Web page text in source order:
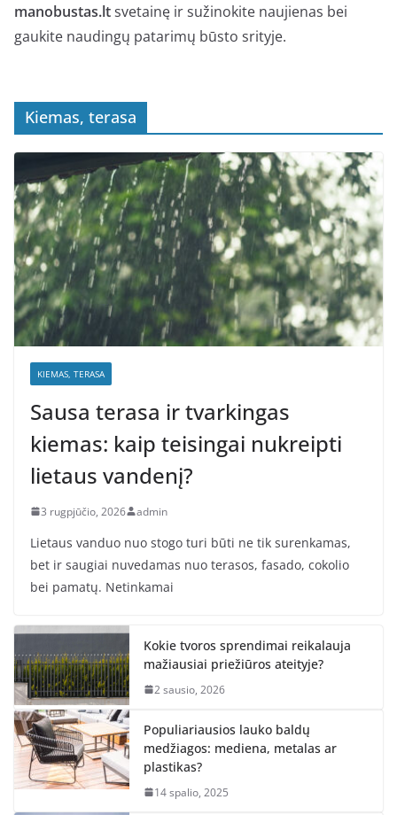
manobustas.ltsvetainę ir sužinokite naujienas bei
gaukite naudingų patarimų būsto srityje.
Kiemas, terasa
KIEMAS, TERASA
Sausa terasa ir tvarkingas
kiemas: kaip teisingai nukreipti
lietaus vandenį?
3 rugpjūčio, 2026 admin
Lietaus vanduo nuo stogo turi būti ne tik surenkamas,
bet ir saugiai nuvedamas nuo terasos, fasado, cokolio
bei pamatų. Netinkamai
Kokie tvoros sprendimai reikalauja
mažiausiai priežiūros ateityje?
2 sausio, 2026
Populiariausios lauko baldų
medžiagos: mediena, metalas ar
plastikas?
14 spalio, 2025